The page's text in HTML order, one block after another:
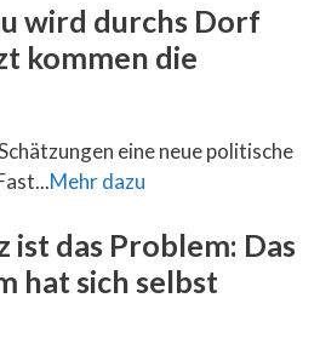
wird durchs Dorf
kommen die
eine neue politische
Mehr dazu
ist das Problem: Das
hat sich selbst